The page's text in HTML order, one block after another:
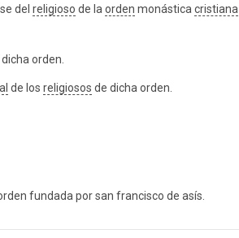
del religioso de laorden monásticacristiana
orden.
de los religiosos de dicha orden.
fundada por san francisco de asís.